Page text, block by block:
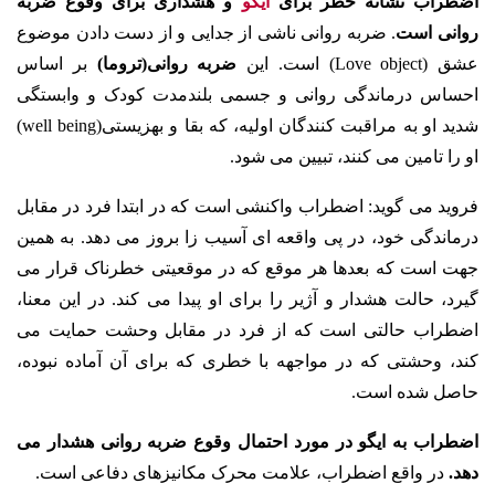
روانی است. ضربه روانی ناشی از جدایی و از دست دادن موضوع
عشق (Love object) است. این ضربه روانی(تروما) بر اساس
احساس درماندگی روانی و جسمی بلندمدت کودک و وابستگی
شدید او به مراقبت کنندگان اولیه، که بقا و بهزیستی(well being)
او را تامین می کنند، تبیین می شود.
فروید می گوید: اضطراب واکنشی است که در ابتدا فرد در مقابل
درماندگی خود، در پی واقعه ای آسیب زا بروز می دهد. به همین
جهت است که بعدها هر موقع که در موقعیتی خطرناک قرار می
گیرد، حالت هشدار و ‌آژیر را برای او پیدا می کند. در این معنا،
اضطراب حالتی است که از فرد در مقابل وحشت حمایت می
کند، وحشتی که در مواجهه با خطری که برای آن آماده نبوده،
حاصل شده است.
اضطراب به ایگو در مورد احتمال وقوع ضربه روانی هشدار می
دهد. در واقع اضطراب، علامت محرک مکانیزهای دفاعی است.